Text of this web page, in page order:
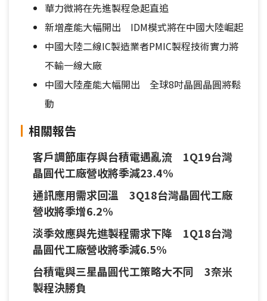
華力微將在先進製程急起直追
新增產能大幅開出 IDM模式將在中國大陸崛起
中國大陸二線IC製造業者PMIC製程技術實力將
不輸一線大廠
中國大陸產能大幅開出 全球8吋晶圓晶圓將鬆
動
相關報告
客戶調節庫存與台積電遇亂流 1Q19台灣
晶圓代工廠營收將季減23.4%
通訊應用需求回溫 3Q18台灣晶圓代工廠
營收將季增6.2%
淡季效應與先進製程需求下降 1Q18台灣
晶圓代工廠營收將季減6.5%
台積電與三星晶圓代工策略大不同 3奈米
製程決勝負